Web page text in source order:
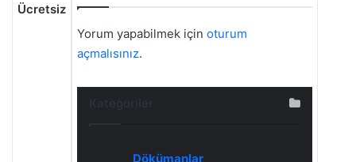
Ücretsiz
Yorum yapabilmek için oturum
açmalısınız.
Dökümanlar